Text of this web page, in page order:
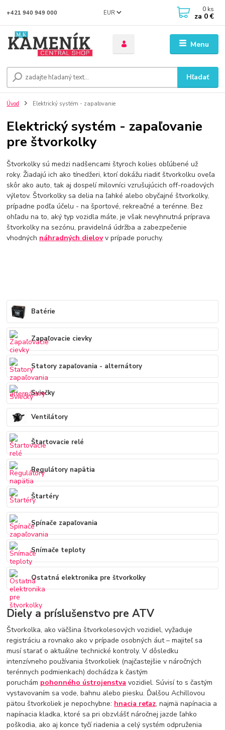
Menu
EUR
Hľadať
+421 940 949 000 0 ks
za 0 €
Úvod Elektrický systém - zapaľovanie
Elektrický systém - zapaľovanie
pre štvorkolky
Štvorkolky sú medzi nadšencami štyroch kolies obľúbené už
roky. Žiadajú ich ako tínedžeri, ktorí dokážu riadiť štvorkolku oveľa
skôr ako auto, tak aj dospelí milovníci vzrušujúcich off-roadových
výletov. Štvorkolky sa delia na ľahké alebo obyčajné štvorkolky,
prípadne podľa účelu - na športové, rekreačné a terénne. Bez
ohľadu na to, aký typ vozidla máte, je však nevyhnutná príprava
štvorkolky na sezónu, pravidelná údržba a zabezpečenie
vhodných náhradných dielovv prípade poruchy.
Batérie
Zapaľovacie cievky
Statory zapaľovania - alternátory
Sviečky
Ventilátory
Štartovacie relé
Regulátory napätia
Štartéry
Spínače zapaľovania
Snímače teploty
Ostatná elektronika pre štvorkolky
Diely a príslušenstvo pre ATV
Štvorkolka, ako väčšina štvorkolesových vozidiel, vyžaduje
registráciu a rovnako ako v prípade osobných áut – majiteľ sa
musí starať o aktuálne technické kontroly. V dôsledku
intenzívneho používania štvorkoliek (najčastejšie v náročných
terénnych podmienkach) dochádza k častým
poruchám pohonného ústrojenstva vozidiel. Súvisí to s častým
vystavovaním sa vode, bahnu alebo piesku. Ďalšou Achillovou
pätou štvorkoliek je nepochybne: hnacia reťaz, najmä napínacia a
napínacia kladka, ktoré sa pri obzvlášť náročnej jazde ľahko
poškodia, ako aj konce tyčí riadenia a celý systém odpruženia